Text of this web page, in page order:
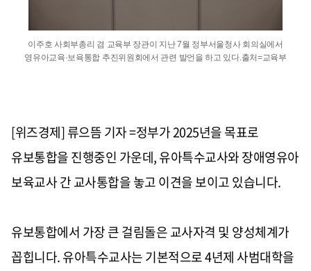
이주호 사회부총리 겸 교육부 장관이 지난 7월 정부서울청사 회의실에서
영유아교육·보육통합 추진위원회에서 관련 발언을 하고 있다.출처=교육부
[위즈경제] 류으뜸 기자 =정부가 2025년을 목표로
유보통합을 진행중인 가운데, 유아특수교사와 장애영유아
보육교사 간 교사통합을 놓고 이견을 보이고 있습니다.
유보통합에서 가장 큰 걸림돌은 교사자격 및 양성체계가
꼽힙니다. 유아특수교사는 기본적으로 4년제 사범대학을